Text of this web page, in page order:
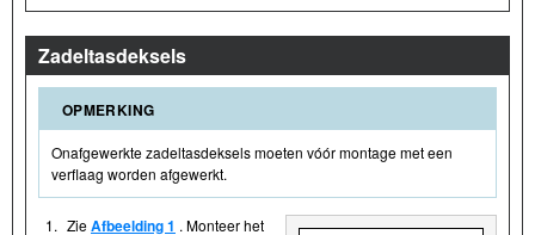
Zadeltasdeksels
OPMERKING
Onafgewerkte zadeltasdeksels moeten vóór montage met een
verflaag worden afgewerkt.
1. ZieAfbeelding 1 . Monteer het